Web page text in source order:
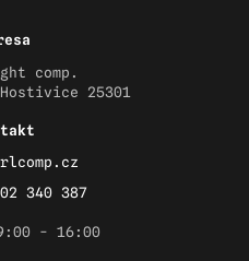
comp.
25301
340 387
- 16:00